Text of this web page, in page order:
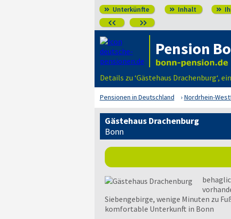
 Unterkünfte  Inhalt 
 
Pension
Details zu ‘Gästehaus
Pensionen in Deutschland Nordrhein-
Gästehaus Drachenburg
Bonn
Siebengebirge, wenige Minuten zu
komfortable Unterkunft in Bonn